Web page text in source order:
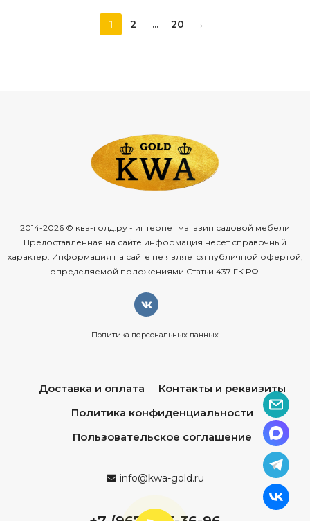
1 2 ... 20 →
2014-2026 © ква-голд.ру - интернет магазин садовой мебели
Предоставленная на сайте информация несёт справочный
характер. Информация на сайте не является публичной офертой,
определяемой положениями Статьи 437 ГК РФ.
Политика персональных данных
Доставка и оплата
Контакты и реквизиты
Политика конфиденциальности
Пользовательское соглашение
info@kwa-gold.ru